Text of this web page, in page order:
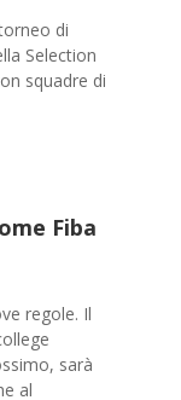
di
Selection
squadre di
Fiba
regole. Il
sarà
al